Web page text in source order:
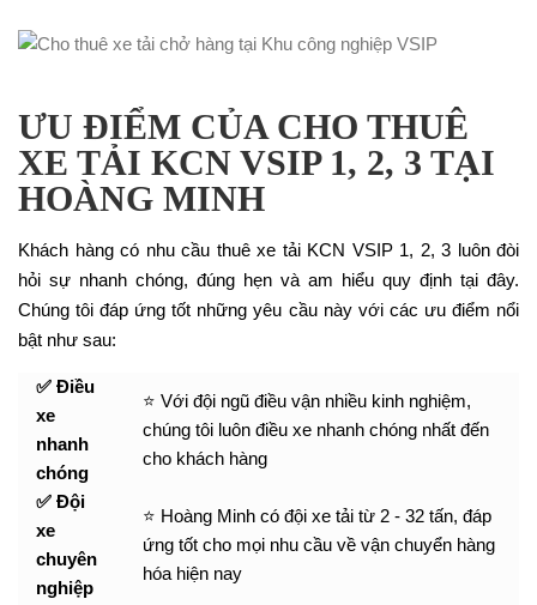
ƯU ĐIỂM CỦA CHO THUÊ
XE TẢI KCN VSIP 1, 2, 3 TẠI
HOÀNG MINH
Khách hàng có nhu cầu thuê xe tải KCN VSIP 1, 2, 3 luôn đòi
hỏi sự nhanh chóng, đúng hẹn và am hiểu quy định tại đây.
Chúng tôi đáp ứng tốt những yêu cầu này với các ưu điểm nổi
bật như sau:
✅ Điều
xe
nhanh
chóng
⭐ Với đội ngũ điều vận nhiều kinh nghiệm,
chúng tôi luôn điều xe nhanh chóng nhất đến
cho khách hàng
✅ Đội
xe
chuyên
nghiệp
⭐ Hoàng Minh có đội xe tải từ 2 - 32 tấn, đáp
ứng tốt cho mọi nhu cầu về vận chuyển hàng
hóa hiện nay